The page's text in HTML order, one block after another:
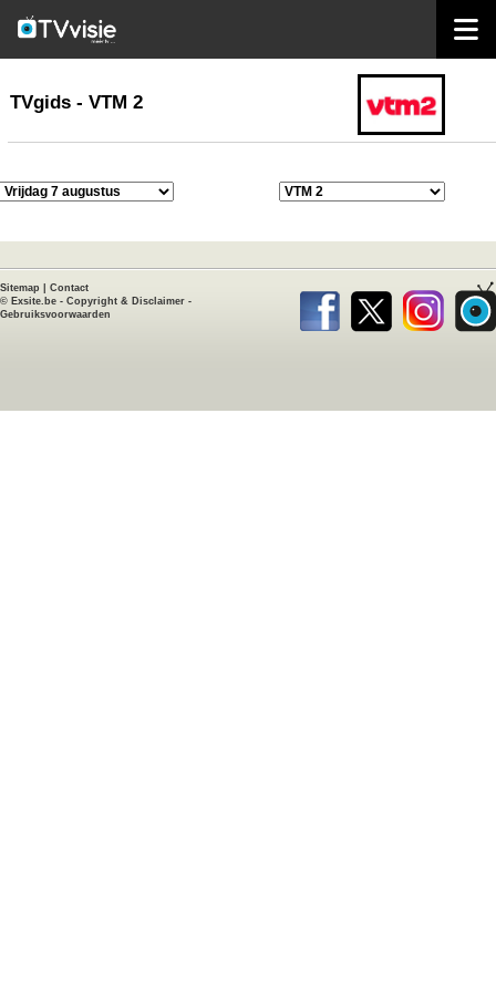
TVgids
TVgids - VTM 2
Sitemap
Contact
© Exsite.be - Copyright & Disclaimer -
Gebruiksvoorwaarden